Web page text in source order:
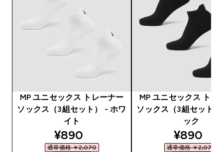
MP ユニセックス トレーナー
ソックス（3組セット） - ホワ
イト
discounted price
¥890‎
通常価格 ￥2,070‎
MP ユニセックス トレ
ソックス（3組セット
ック
¥890‎
通常価格 ￥2,070‎